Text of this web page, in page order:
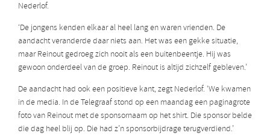
Nederlof.
‘De jongens kenden elkaar al heel lang en waren vrienden. De
aandacht veranderde daar niets aan. Het was een gekke situatie,
maar Reinout gedroeg zich nooit als een buitenbeentje. Hij was
gewoon onderdeel van de groep. Reinout is altijd zichzelf gebleven.’
De aandacht had ook een positieve kant, zegt Nederlof. ‘We kwamen
in de media. In de Telegraaf stond op een maandag een paginagrote
foto van Reinout met de sponsornaam op het shirt. Die sponsor belde
die dag heel blij op. Die had z’n sponsorbijdrage terugverdiend.’